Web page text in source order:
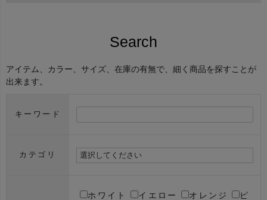
Search
アイテム、カラー、サイズ、在庫の有無で、細く商品を探すことが
出来ます。
キーワード
カテゴリ
ホワイト イエロー オレンジ ピ